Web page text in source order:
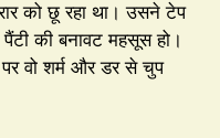
को छू रहा था। उसने टेप
पैंटी की बनावट महसूस हो।
वो शर्म और डर से चुप